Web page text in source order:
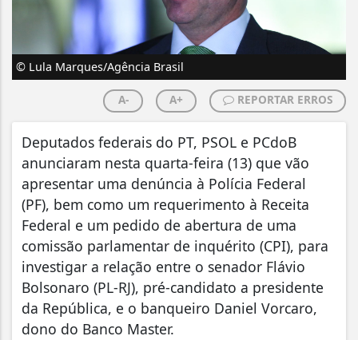
© Lula Marques/Agência Brasil
A- A+ REPORTAR ERROS
Deputados federais do PT, PSOL e PCdoB
anunciaram nesta quarta-feira (13) que vão
apresentar uma denúncia à Polícia Federal
(PF), bem como um requerimento à Receita
Federal e um pedido de abertura de uma
comissão parlamentar de inquérito (CPI), para
investigar a relação entre o senador Flávio
Bolsonaro (PL-RJ), pré-candidato a presidente
da República, e o banqueiro Daniel Vorcaro,
dono do Banco Master.